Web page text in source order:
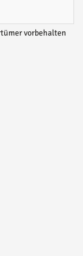
vorbehalten